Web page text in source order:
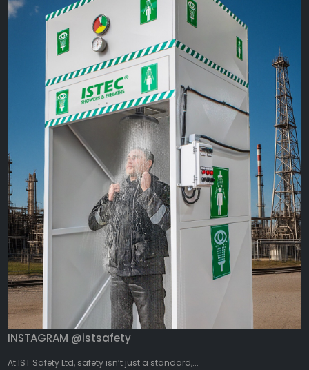
INSTAGRAM @istsafety
At IST Safety Ltd, safety isn’t just a standard,...